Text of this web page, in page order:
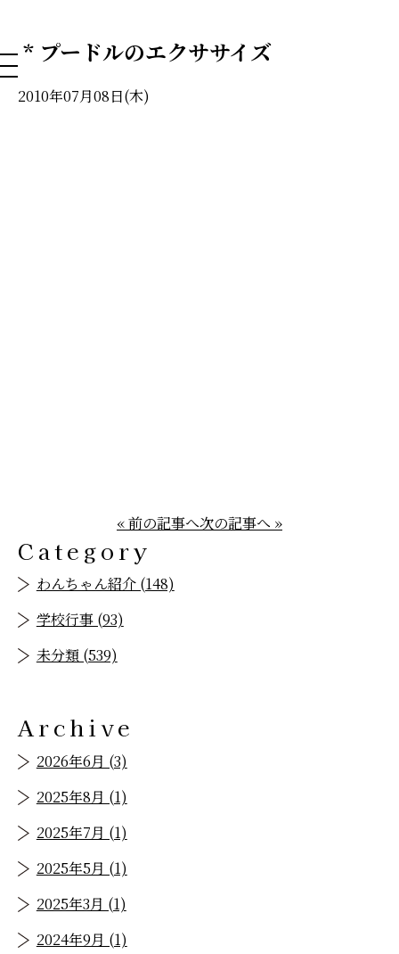
NAHA DOG GROOMING SCHOOL
* プードルのエクササイズ
2010年07月08日(木)
« 前の記事へ次の記事へ »
Category
わんちゃん紹介 (148)
学校行事 (93)
未分類 (539)
Archive
2026年6月 (3)
2025年8月 (1)
2025年7月 (1)
2025年5月 (1)
2025年3月 (1)
2024年9月 (1)